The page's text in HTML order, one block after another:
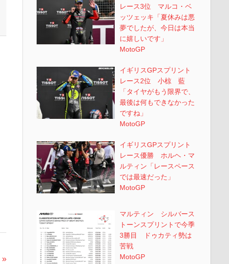
レース3位 マルコ・ベ
ッツェッキ「夏休みは悪
夢でしたが、今日は本当
に嬉しいです」
MotoGP
イギリスGPスプリント
レース2位 小椋 藍
「タイヤがもう限界で、
最後は何もできなかった
ですね」
MotoGP
イギリスGPスプリント
レース優勝 ホルヘ・マ
ルティン「レースペース
では最速だった」
MotoGP
マルティン シルバース
トーンスプリントで今季
3勝目 ドゥカティ勢は
苦戦
MotoGP